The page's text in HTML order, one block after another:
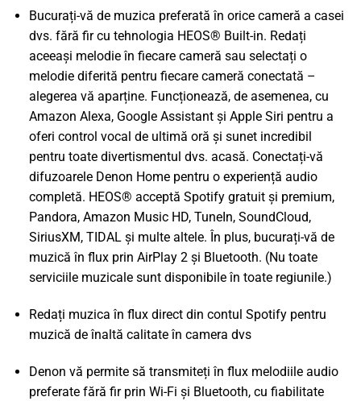
Bucurați-vă de muzica preferată în orice cameră a casei
dvs. fără fir cu tehnologia HEOS® Built-in. Redați
aceeași melodie în fiecare cameră sau selectați o
melodie diferită pentru fiecare cameră conectată –
alegerea vă aparține. Funcționează, de asemenea, cu
Amazon Alexa, Google Assistant și Apple Siri pentru a
oferi control vocal de ultimă oră și sunet incredibil
pentru toate divertismentul dvs. acasă. Conectați-vă
difuzoarele Denon Home pentru o experiență audio
completă. HEOS® acceptă Spotify gratuit și premium,
Pandora, Amazon Music HD, TuneIn, SoundCloud,
SiriusXM, TIDAL și multe altele. În plus, bucurați-vă de
muzică în flux prin AirPlay 2 și Bluetooth. (Nu toate
serviciile muzicale sunt disponibile în toate regiunile.)
Redați muzica în flux direct din contul Spotify pentru
muzică de înaltă calitate în camera dvs
Denon vă permite să transmiteți în flux melodiile audio
preferate fără fir prin Wi-Fi și Bluetooth, cu fiabilitate